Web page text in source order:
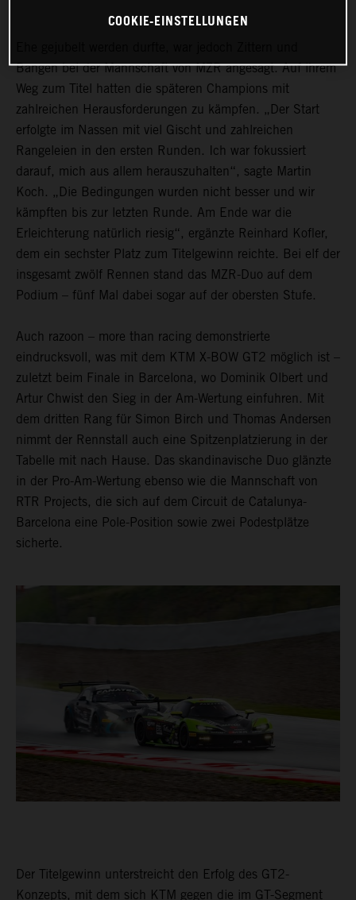
Bangen bei der Mannschaft von MZR angesagt. Auf ihrem
Weg zum Titel hatten die späteren Champions mit
zahlreichen Herausforderungen zu kämpfen. „Der Start
erfolgte im Nassen mit viel Gischt und zahlreichen
Rangeleien in den ersten Runden. Ich war fokussiert
darauf, mich aus allem herauszuhalten“, sagte Martin
Koch. „Die Bedingungen wurden nicht besser und wir
kämpften bis zur letzten Runde. Am Ende war die
Erleichterung natürlich riesig“, ergänzte Reinhard Kofler,
dem ein sechster Platz zum Titelgewinn reichte. Bei elf der
insgesamt zwölf Rennen stand das MZR-Duo auf dem
Podium – fünf Mal dabei sogar auf der obersten Stufe.
Auch razoon – more than racing demonstrierte
eindrucksvoll, was mit dem KTM X-BOW GT2 möglich ist –
zuletzt beim Finale in Barcelona, wo Dominik Olbert und
Artur Chwist den Sieg in der Am-Wertung einfuhren. Mit
dem dritten Rang für Simon Birch und Thomas Andersen
nimmt der Rennstall auch eine Spitzenplatzierung in der
Tabelle mit nach Hause. Das skandinavische Duo glänzte
in der Pro-Am-Wertung ebenso wie die Mannschaft von
RTR Projects, die sich auf dem Circuit de Catalunya-
Barcelona eine Pole-Position sowie zwei Podestplätze
sicherte.
Der Titelgewinn unterstreicht den Erfolg des GT2-
Konzepts, mit dem sich KTM gegen die im GT-Segment
COOKIE-EINSTELLUNGEN